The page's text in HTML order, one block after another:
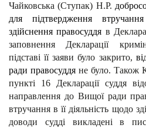
Чайковська (Ступак) Н.Р.
для підтвердження
здійснення правосуддя в
заповнення Декларації
підставі її заяви було закрито,
ради правосуддя не було. Також
пункті 16 Декларації суддя
направлення до Вищої ради
втручання в її діяльність щодо
доводи судді викладені в